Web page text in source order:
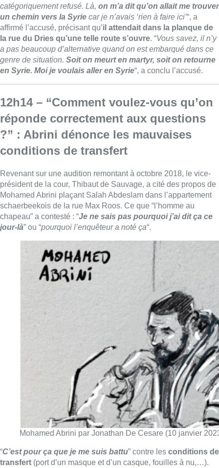
catégoriquement refusé. Là, on m’a dit qu’on allait me trouver
un chemin vers la Syrie car je n’avais ‘rien à faire ici’“, a
affirmé l’accusé, précisant qu’il attendait dans la planque de
la rue du Dries qu’une telle route s’ouvre. “Vous savez, il n’y
a pas beaucoup d’alternative quand on est embarqué dans ce
genre de situation. Soit on meurt en martyr, soit on retourne
en Syrie. Moi je voulais aller en Syrie“, a conclu l’accusé.
12h14 – “Comment voulez-vous qu’on
réponde correctement aux questions
?” : Abrini dénonce les mauvaises
conditions de transfert
Revenant sur une audition remontant à octobre 2018, le vice-
président de la cour, Thibaut de Sauvage, a cité des propos de
Mohamed Abrini plaçant Salah Abdeslam dans l’appartement
schaerbeekois de la rue Max Roos. Ce que “l’homme au
chapeau” a contesté : “Je ne sais pas pourquoi j’ai dit ça ce
jour-là” ou “pourquoi l’enquêteur a noté ça“.
Mohamed Abrini par Jonathan De Cesare (10 janvier
“C’est pour ça que je me suis battu” contre les conditions de
transfert (port d’un masque et d’un casque, fouilles à nu,…).